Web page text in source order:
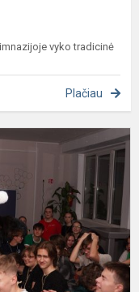
vyko tradicinė
Plačiau